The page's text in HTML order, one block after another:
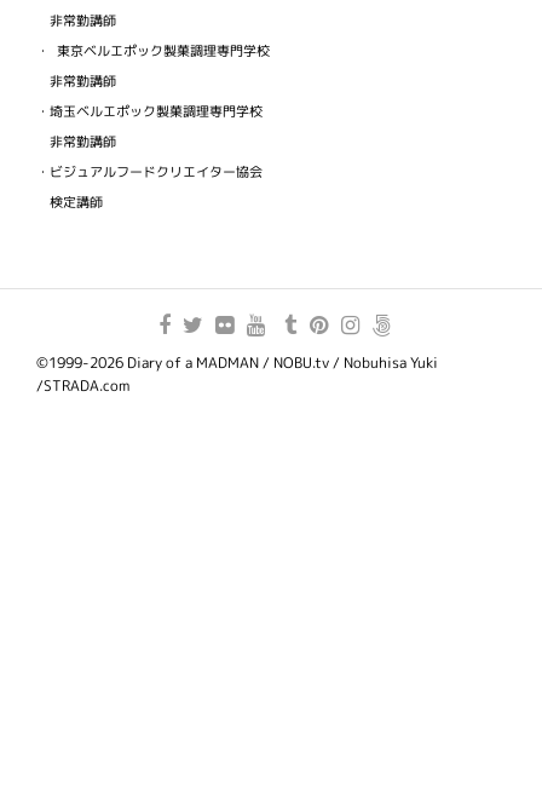
非常勤講師
・ 東京ベルエポック製菓調理専門学校
非常勤講師
・埼玉ベルエポック製菓調理専門学校
非常勤講師
・ビジュアルフードクリエイター協会
検定講師
©1999-2026 Diary of a MADMAN / NOBU.tv / Nobuhisa Yuki
/STRADA.com